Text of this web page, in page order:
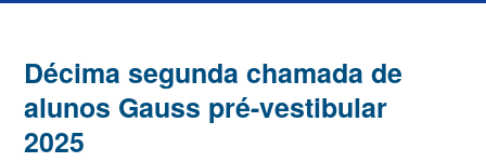
Décima segunda chamada de
alunos Gauss pré-vestibular
2025